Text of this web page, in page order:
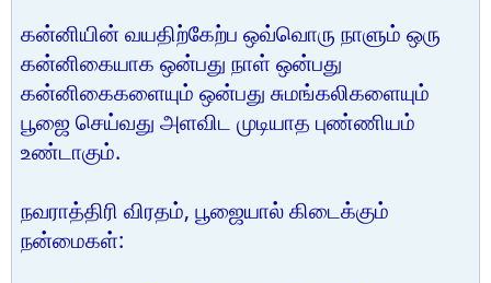
கன்னியின் வயதிற்கேற்ப ஒவ்வொரு நாளும் ஒரு
கன்னிகையாக ஒன்பது நாள் ஒன்பது
கன்னிகைகளையும் ஒன்பது சுமங்கலிகளையும்
பூஜை செய்வது அளவிட முடியாத புண்ணியம்
உண்டாகும்.
நவராத்திரி விரதம், பூஜையால் கிடைக்கும்
நன்மைகள்: